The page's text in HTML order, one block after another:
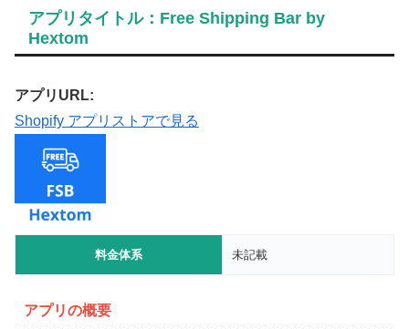
アプリタイトル：Free Shipping Bar by
Hextom
アプリURL:
Shopify アプリストアで見る
料金体系 未記載
アプリの概要